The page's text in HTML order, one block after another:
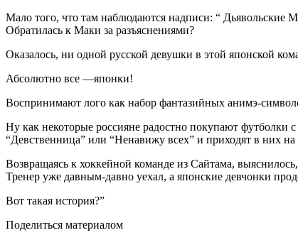
Мало того, что там наблюдаются надписи: “
Обратилась к Маки за разъяснениями?
Оказалось, ни одной русской девушки в этой японской
Абсолютно все —японки!
Воспринимают лого как набор фантазийных анимэ-
Ну как некоторые россияне радостно покупают футболки
“Девственница” или “Ненавижу всех” и приходят в них
Возвращаясь к хоккейной команде из Сайтама,
Тренер уже давным-давно уехал, а японские девчонки
Вот такая история?”
Поделиться материалом